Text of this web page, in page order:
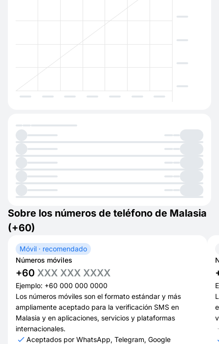
Sobre los números de teléfono de Malasia
(+60)
Móvil · recomendado
Números móviles
+60 XXX XXX XXXX
Ejemplo: +60 000 000 0000
Los números móviles son el formato estándar y más
ampliamente aceptado para la verificación SMS en
Malasia y en aplicaciones, servicios y plataformas
internacionales.
Aceptados por WhatsApp, Telegram, Google